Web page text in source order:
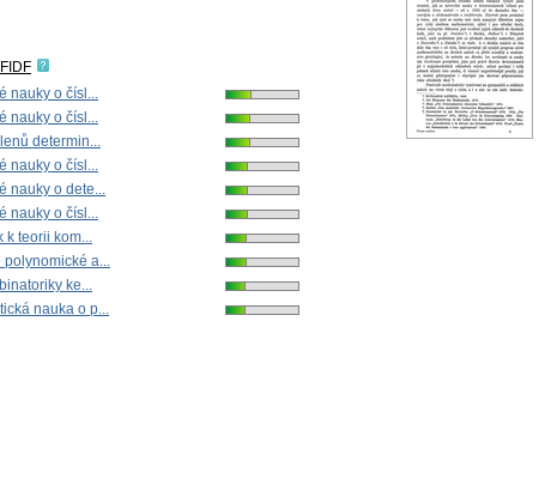
nauky o čísl...
nauky o čísl...
determin...
nauky o čísl...
nauky o dete...
nauky o čísl...
k teorii kom...
polynomické a...
ke...
nauka o p...